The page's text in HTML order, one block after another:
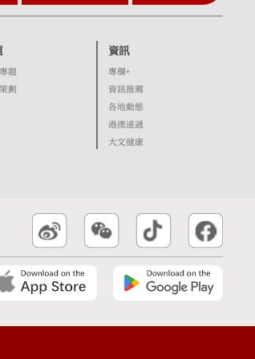
題
劃
資訊
專欄+
資訊推薦
各地動態
港澳速遞
大文健康